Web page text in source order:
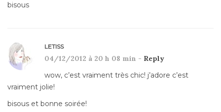
bisous
LETISS
04/12/2012 à 20 h 08 min - Reply
wow, c’est vraiment très chic! j’adore c’est
vraiment jolie!
bisous et bonne soirée!